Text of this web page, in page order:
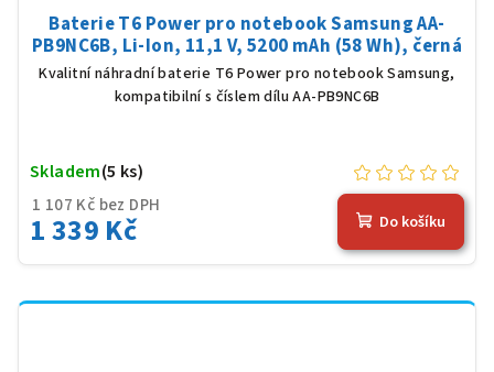
Baterie T6 Power pro notebook Samsung AA-
PB9NC6B, Li-Ion, 11,1 V, 5200 mAh (58 Wh), černá
Kvalitní náhradní baterie T6 Power pro notebook Samsung,
kompatibilní s číslem dílu AA-PB9NC6B
1 107 Kč bez DPH
1 339 Kč
Skladem(5 ks)
Do košíku